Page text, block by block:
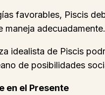
favorables, Piscis
maneja
idealista de Piscis
de posibilidades
en el Presente